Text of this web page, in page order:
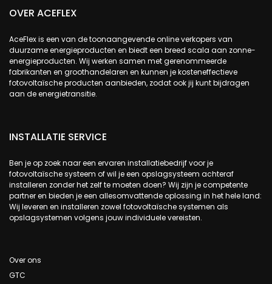
OVER ACEFLEX
AceFlex is een van de toonaangevende online verkopers van
duurzame energieproducten en biedt een breed scala aan zonne-
energieproducten. Wij werken samen met gerenommeerde
fabrikanten en groothandelaren en kunnen je kosteneffectieve
fotovoltaïsche producten aanbieden, zodat ook jij kunt bijdragen
aan de energietransitie.
INSTALLATIE SERVICE
Ben je op zoek naar een ervaren installatiebedrijf voor je
fotovoltaïsche systeem of wil je een opslagsysteem achteraf
installeren zonder het zelf te moeten doen? Wij zijn je competente
partner en bieden je een allesomvattende oplossing in het hele land:
Wij leveren en installeren zowel fotovoltaïsche systemen als
opslagsystemen volgens jouw individuele vereisten.
Over ons
GTC